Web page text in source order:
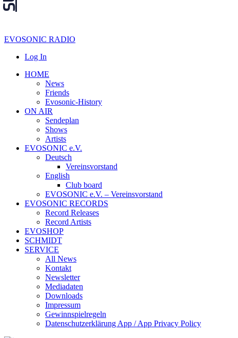
EVOSONIC RADIO
Log In
HOME
News
Friends
Evosonic-History
ON AIR
Sendeplan
Shows
Artists
EVOSONIC e.V.
Deutsch
Vereinsvorstand
English
Club board
EVOSONIC e.V. ‒ Vereinsvorstand
EVOSONIC RECORDS
Record Releases
Record Artists
EVOSHOP
SCHMIDT
SERVICE
All News
Kontakt
Newsletter
Mediadaten
Downloads
Impressum
Gewinnspielregeln
Datenschutzerklärung App / App Privacy Policy